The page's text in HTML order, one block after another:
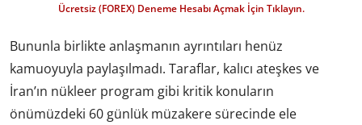
Ücretsiz (FOREX) Deneme Hesabı Açmak İçin Tıklayın.
Bununla birlikte anlaşmanın ayrıntıları henüz
kamuoyuyla paylaşılmadı. Taraflar, kalıcı ateşkes ve
İran’ın nükleer program gibi kritik konuların
önümüzdeki 60 günlük müzakere sürecinde ele